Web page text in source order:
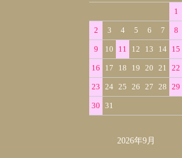
1
2 3 4 5 6 7 8
9 10 11 12 13 14 15
16 17 18 19 20 21 22
23 24 25 26 27 28 29
30 31
2026年9月